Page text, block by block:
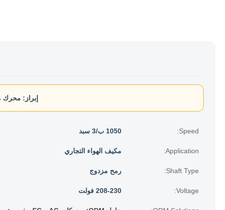
إبراز: محرك
Speed: 1050 ب/3 سبد
Application: مكيف الهواء التجاري
Shaft Type: رمح مزدوج
Voltage: 208-230 فولت